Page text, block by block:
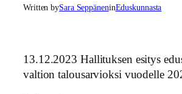
Written bySara SeppäneninEduskunnasta
13.12.2023 Hallituksen esitys
valtion talousarvioksi vuodelle